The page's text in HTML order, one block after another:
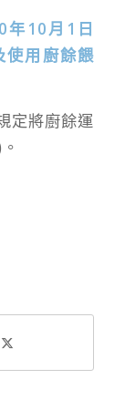
年10月1日
使用廚餘餵
定將廚餘運